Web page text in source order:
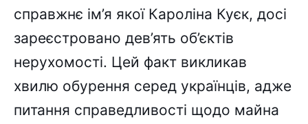
справжнє ім’я якої Кароліна Куєк, досі
зареєстровано дев’ять об’єктів
нерухомості. Цей факт викликав
хвилю обурення серед українців, адже
питання справедливості щодо майна